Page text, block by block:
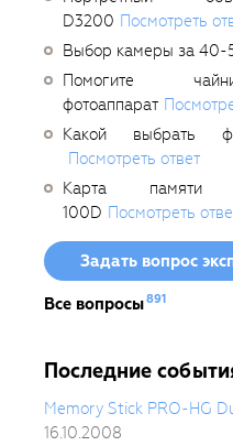
D3200 Посмотреть
Выбор камеры за 40-
Помогите
фотоаппарат
Какой выбрать
Посмотреть ответ
Карта
100D Посмотреть
Задать вопрос
Все вопросы891
Последние
Memory Stick PRO-HG
16.10.2008